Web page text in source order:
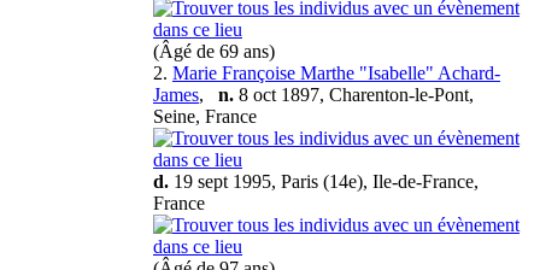
(Âgé de 69 ans)
2. Marie Françoise Marthe "Isabelle" Achard-
James, n. 8 oct 1897, Charenton-le-Pont,
Seine, France
d. 19 sept 1995, Paris (14e), Ile-de-France,
France